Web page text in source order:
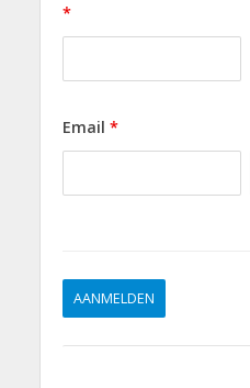
*
Email *